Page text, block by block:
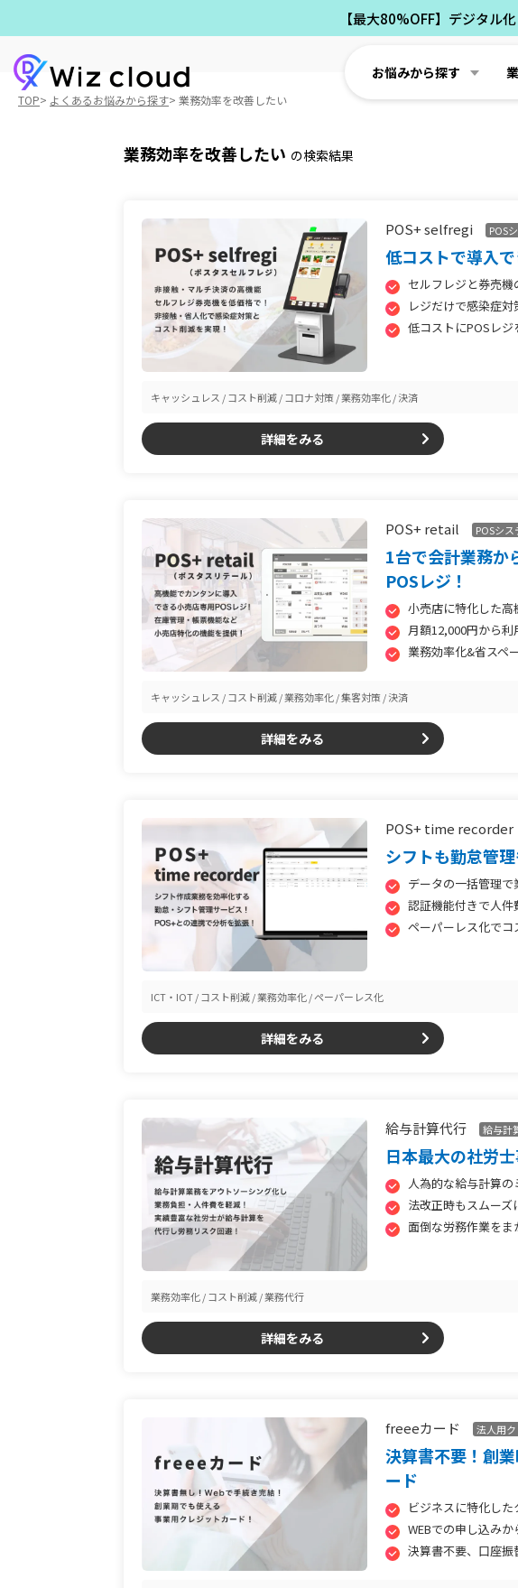
【最大80%OFF】デジタル
お悩みから探す
TOP よくあるお悩みから探す 業務効率を改善したい
業務効率を改善したい の検索結果
POS+ selfregi POS
低コストで導入
セルフレジと券売機
レジだけで感染症
低コストにPOSレジ
キャッシュレス コスト削減 コロナ対策 業務効率化 決済
詳細をみる
POS+ retail POSシス
1台で会計業務か
POSレジ！
小売店に特化した高
月額12,000円から利
業務効率化&省スペ
キャッシュレス コスト削減 業務効率化 集客対策 決済
詳細をみる
POS+ time recorder
シフトも勤怠管
データの一括管理で
認証機能付きで人件
ペーパーレス化でコ
ICT・IOT コスト削減 業務効率化 ペーパーレス化
詳細をみる
給与計算代行 給与計
日本最大の社労
人為的な給与計算の
法改正時もスムーズ
面倒な労務作業をま
業務効率化 コスト削減 業務代行
詳細をみる
freeeカード 法人用
決算書不要！創
ード
ビジネスに特化した
WEBでの申し込み
決算書不要、口座振